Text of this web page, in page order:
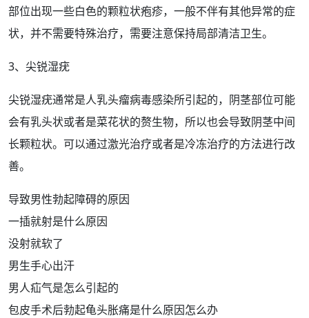
部位出现一些白色的颗粒状疱疹，一般不伴有其他异常的症
状，并不需要特殊治疗，需要注意保持局部清洁卫生。
3、 尖锐湿疣
尖锐湿疣通常是人乳头瘤病毒感染所引起的， 阴茎部位可能
会有乳头状或者是菜花状的赘生物，所以也会导致阴茎中间
长颗粒状。可以通过激光治疗或者是冷冻治疗的方法进行改
善。
导致男性勃起障碍的原因
一插就射是什么原因
没射就软了
男生手心出汗
男人疝气是怎么引起的
包皮手术后勃起龟头胀痛是什么原因怎么办